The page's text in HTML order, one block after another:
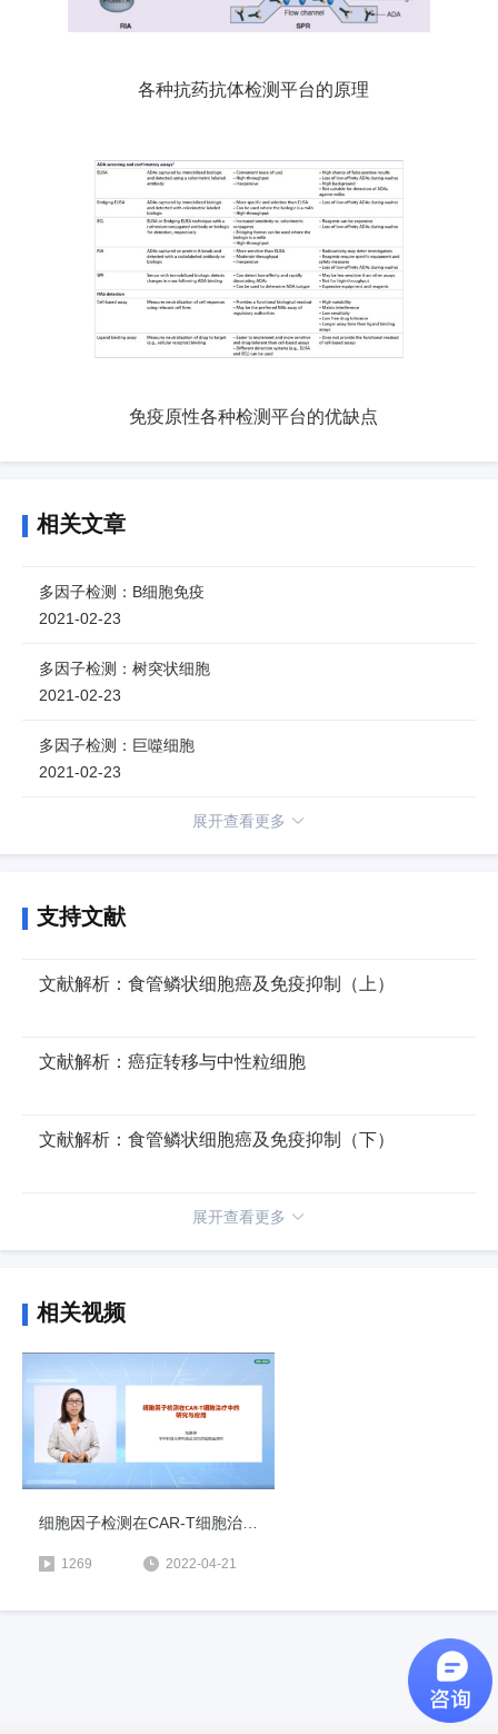
各种抗药抗体检测平台的原理
免疫原性各种检测平台的优缺点
相关文章
多因子检测：B细胞免疫
2021-02-23
多因子检测：树突状细胞
2021-02-23
多因子检测：巨噬细胞
2021-02-23
展开查看更多
支持文献
文献解析：食管鳞状细胞癌及免疫抑制（上）
文献解析：癌症转移与中性粒细胞
文献解析：食管鳞状细胞癌及免疫抑制（下）
展开查看更多
相关视频
1269 2022-04-21